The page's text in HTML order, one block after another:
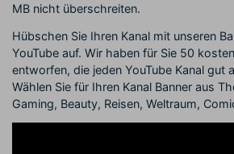
MB nicht überschreiten.
Hübschen Sie Ihren Kanal mit unseren
YouTube auf. Wir haben für Sie 50
entworfen, die jeden YouTube Kanal gut
Wählen Sie für Ihren Kanal Banner aus
Gaming, Beauty, Reisen, Weltraum,